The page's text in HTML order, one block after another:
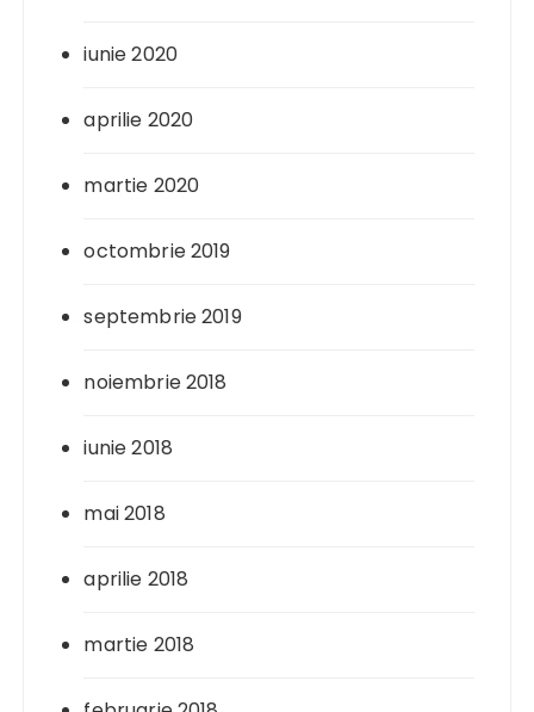
iunie 2020
aprilie 2020
martie 2020
octombrie 2019
septembrie 2019
noiembrie 2018
iunie 2018
mai 2018
aprilie 2018
martie 2018